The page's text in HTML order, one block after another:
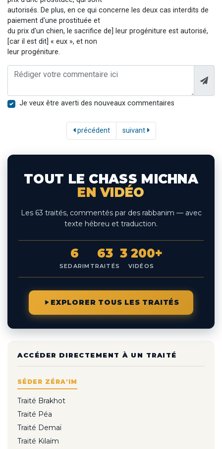
autorisés. De plus, en ce qui concerne les deux cas interdits de
paiement d'une prostituée et
du prix d'un chien, le sacrifice de] leur progéniture est autorisé,
[car il est dit] « eux », et non
leur progéniture.
Je veux être averti des nouveaux commentaires
précédent suivant
TOUT LE CHASS MICHNA
EN VIDÉO
Les 63 traités, commentés par des rabbanim — avec
texte hébreu et traduction.
6
SEDARIM
63
TRAITÉS
3 200+
VIDÉOS
EXPLORER TOUS LES TRAITÉS
ACCÉDER DIRECTEMENT À UN TRAITÉ
SÉDER ZÉRA'IM
Traité Brakhot
Traité Péa
Traité Demaï
Traité Kilaïm